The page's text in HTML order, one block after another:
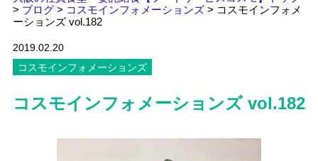
> ブログ> コスモインフォメーションズ> コスモインフォメ
ーションズ vol.182
2019.02.20
コスモインフォメーションズ
コスモインフォメーションズ vol.182